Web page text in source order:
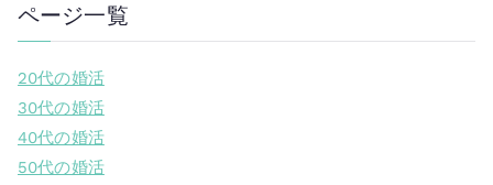
ページ一覧
20代の婚活
30代の婚活
40代の婚活
50代の婚活